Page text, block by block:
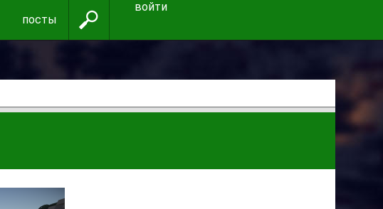
войти
посты